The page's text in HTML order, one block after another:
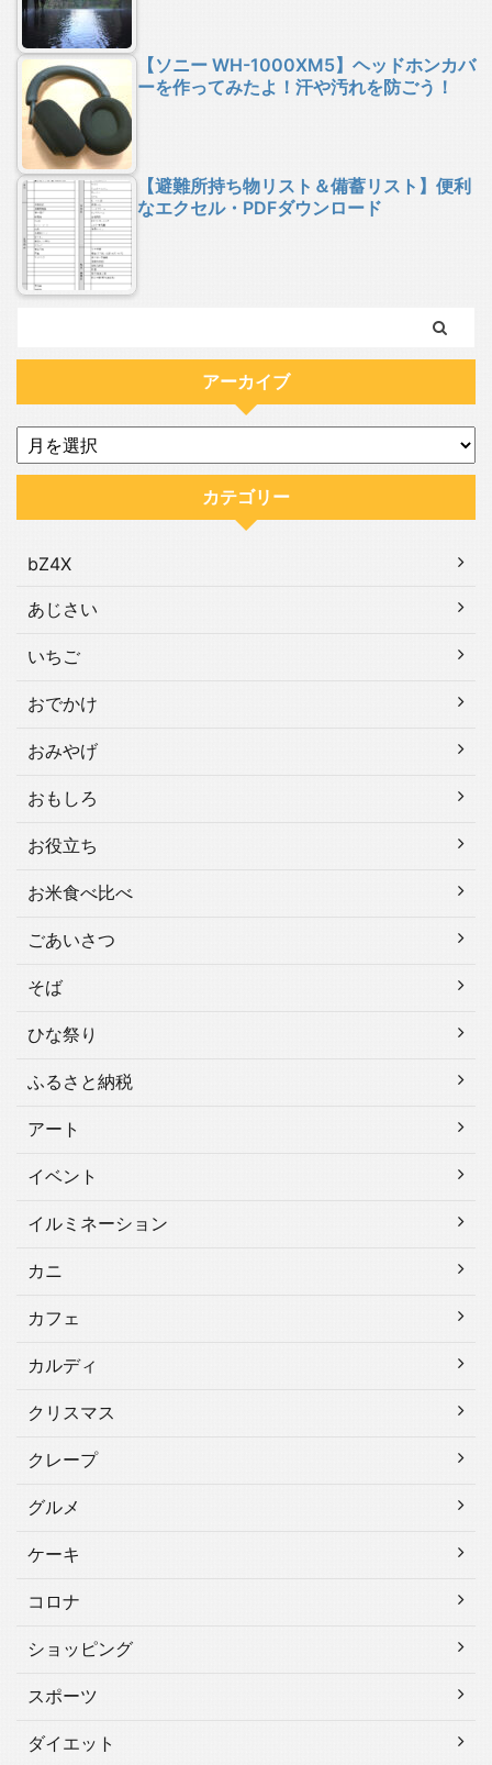
【ソニー WH-1000XM5】ヘッドホンカバ
ーを作ってみたよ！汗や汚れを防ごう！
【避難所持ち物リスト＆備蓄リスト】便利
なエクセル・PDFダウンロード
アーカイブ
カテゴリー
bZ4X
あじさい
いちご
おでかけ
おみやげ
おもしろ
お役立ち
お米食べ比べ
ごあいさつ
そば
ひな祭り
ふるさと納税
アート
イベント
イルミネーション
カニ
カフェ
カルディ
クリスマス
クレープ
グルメ
ケーキ
コロナ
ショッピング
スポーツ
ダイエット